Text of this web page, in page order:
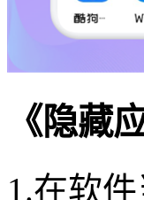
《隐藏
1.在软